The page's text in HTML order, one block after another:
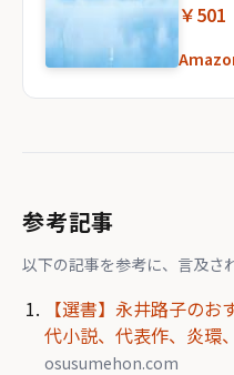
￥501
参考記事
以下の記事を参考に、言及さ
【選書】永井路子の
代小説、代表作、炎環
osusumehon.com